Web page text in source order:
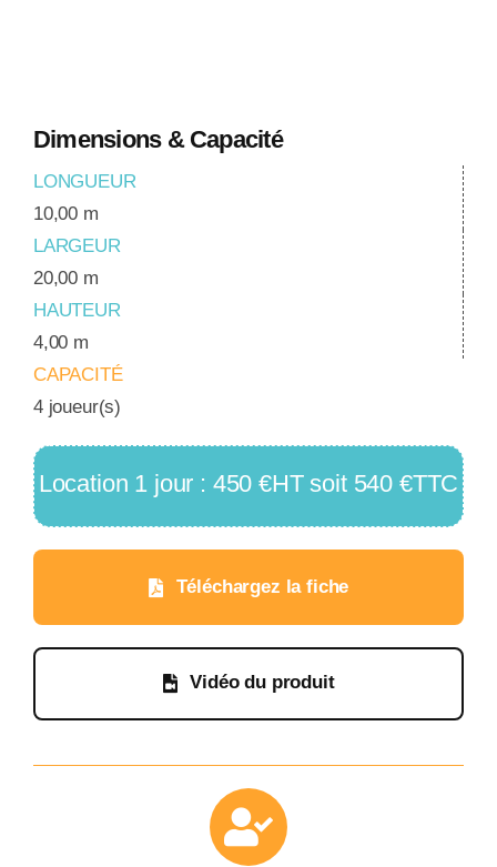
Dimensions & Capacité
LONGUEUR
10,00 m
LARGEUR
20,00 m
HAUTEUR
4,00 m
CAPACITÉ
4 joueur(s)
Location 1 jour : 450 €HT soit 540 €TTC
Téléchargez la fiche
Vidéo du produit